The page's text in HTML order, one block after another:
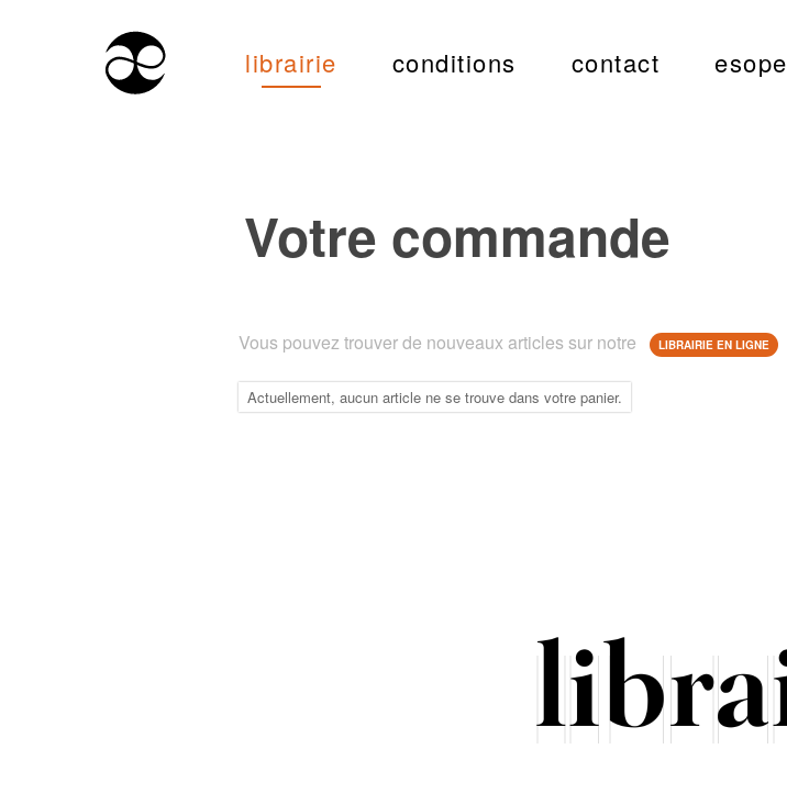
librairie conditions contact esope
Votre commande
Vous pouvez trouver de nouveaux articles sur notre LIBRAIRIE EN LIGNE
Actuellement, aucun article ne se trouve dans votre panier.